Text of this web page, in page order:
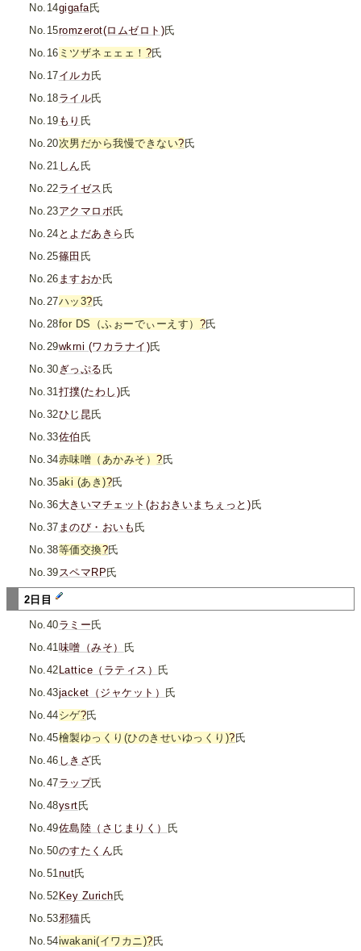
No.14gigafa氏
No.15romzerot(ロムゼロト)氏
No.16 ミツザネェェェ！ ?氏
No.17イルカ 氏
No.18ライル氏
No.19 もり 氏
No.20次男だから我慢できない?氏
No.21 しん 氏
No.22ライゼス 氏
No.23アクマロボ氏
No.24 とよだあきら 氏
No.25篠田 氏
No.26 ますおか氏
No.27ハッ3?氏
No.28for DS（ふぉーでぃーえす） ?氏
No.29wkrni (ワカラナイ)氏
No.30 ぎっぷる 氏
No.31 打撲(たわし)氏
No.32ひじ昆氏
No.33佐伯 氏
No.34赤味噌（あかみそ）?氏
No.35aki (あき)?氏
No.36大きいマチェット(おおきいまちぇっと)氏
No.37 まのび・おいも 氏
No.38等価交換?氏
No.39 スペマRP氏
2日目
No.40ラミー氏
No.41 味噌（みそ） 氏
No.42 Lattice（ラティス） 氏
No.43jacket（ジャケット） 氏
No.44シゲ?氏
No.45檜製ゆっくり(ひのきせいゆっくり)?氏
No.46 しきざ氏
No.47ラップ氏
No.48ysrt氏
No.49佐島陸（さじまりく） 氏
No.50のすたくん氏
No.51 nut氏
No.52 Key Zurich氏
No.53邪猫氏
No.54iwakani(イワカニ)?氏